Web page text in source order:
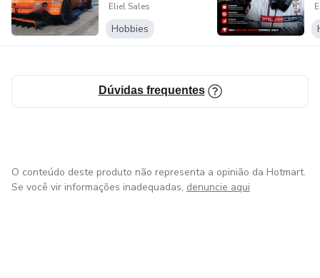
AMR V8 GTE WE...
Eliel Sales
Hobbies
Dúvidas frequentes
O conteúdo deste produto não representa a opinião da Hotmart.
Se você vir informações inadequadas, denuncie aqui